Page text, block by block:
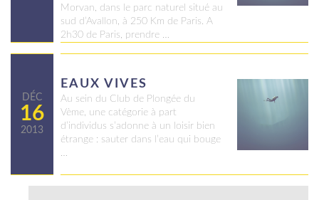
Morvan, dans le parc naturel situé au
sud d’Avallon, à 250 Km de Paris. A
2h30 de Paris, prendre …
DÉC
16
2013
EAUX VIVES
Au sein du Club de Plongée du
Vème, une catégorie à part
d’individus s’adonne à un loisir bien
étrange : sauter dans l’eau qui bouge
…